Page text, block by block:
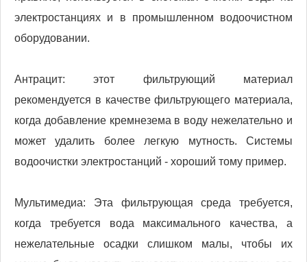
электростанциях и в промышленном водоочистном
оборудовании.
Антрацит: этот фильтрующий материал
рекомендуется в качестве фильтрующего материала,
когда добавление кремнезема в воду нежелательно и
может удалить более легкую мутность. Системы
водоочистки электростанций - хороший тому пример.
Мультимедиа: Эта фильтрующая среда требуется,
когда требуется вода максимального качества, а
нежелательные осадки слишком малы, чтобы их